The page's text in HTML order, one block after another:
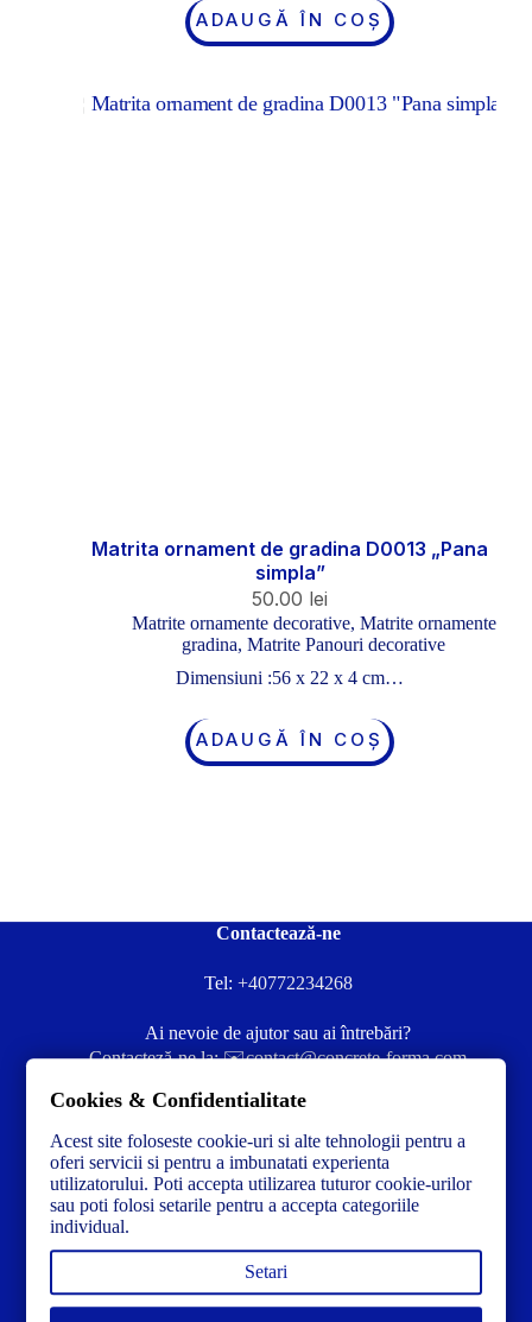
ADAUGĂ ÎN COȘ
Matrita ornament de gradina D0013 „Pana
simpla”
50.00 lei
Matrite ornamente decorative, Matrite ornamente
gradina, Matrite Panouri decorative
Dimensiuni :56 x 22 x 4 cm…
ADAUGĂ ÎN COȘ
Contactează-ne
Tel: +40772234268
Ai nevoie de ajutor sau ai întrebări?
Contacteză-ne la:✉️contact@concrete-forma.com
Cookies & Confidentialitate
Acest site foloseste cookie-uri si alte tehnologii pentru a
oferi servicii si pentru a imbunatati experienta
utilizatorului. Poti accepta utilizarea tuturor cookie-urilor
sau poti folosi setarile pentru a accepta categoriile
individual.
Setari